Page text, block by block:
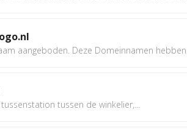
aangeboden. Deze Domeinnamen hebben...
tussen de winkelier,...